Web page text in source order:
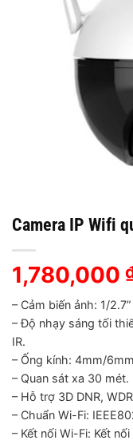
Camera IP Wifi
1,780,000
– Cảm biến ảnh: 1/
– Độ nhạy sáng tối
IR.
– Ống kính: 4mm/
– Quan sát xa 30 mét.
– Hỗ trợ 3D DNR,
– Chuẩn Wi-Fi:
– Kết nối Wi-Fi: Kết nối